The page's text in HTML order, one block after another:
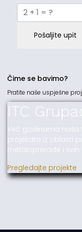
Pošaljite upit
Čime se bavimo?
Pratite naše uspješne
ITC
Već godinama naša
projekata iz oblasti
metaloprerade i svih
Pregledajte projekte